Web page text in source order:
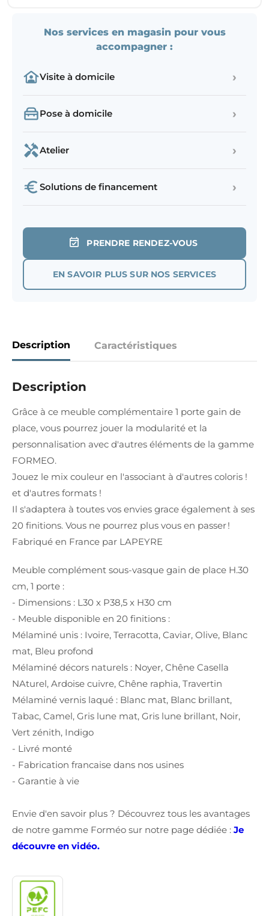
Nos services en magasin pour vous
accompagner :
Visite à domicile ›
Pose à domicile ›
Atelier ›
Solutions de financement ›
PRENDRE RENDEZ-VOUS
EN SAVOIR PLUS SUR NOS SERVICES
Description Caractéristiques
Description
Grâce à ce meuble complémentaire 1 porte gain de
place, vous pourrez jouer la modularité et la
personnalisation avec d'autres éléments de la gamme
FORMEO.
Jouez le mix couleur en l'associant à d'autres coloris !
et d'autres formats !
Il s'adaptera à toutes vos envies grace également à ses
20 finitions. Vous ne pourrez plus vous en passer !
Fabriqué en France par LAPEYRE
Meuble complément sous-vasque gain de place H.30
cm, 1 porte :
- Dimensions : L30 x P38,5 x H30 cm
- Meuble disponible en 20 finitions :
Mélaminé unis : Ivoire, Terracotta, Caviar, Olive, Blanc
mat, Bleu profond
Mélaminé décors naturels : Noyer, Chêne Casella
NAturel, Ardoise cuivre, Chêne raphia, Travertin
Mélaminé vernis laqué : Blanc mat, Blanc brillant,
Tabac, Camel, Gris lune mat, Gris lune brillant, Noir,
Vert zénith, Indigo
- Livré monté
- Fabrication francaise dans nos usines
- Garantie à vie
Envie d'en savoir plus ? Découvrez tous les avantages
de notre gamme Forméo sur notre page dédiée : Je
découvre en vidéo.